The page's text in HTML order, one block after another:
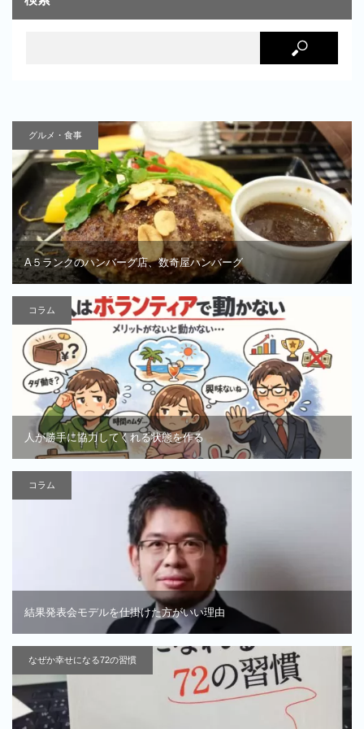
グルメ・食事
A５ランクのハンバーグ店、数奇屋ハンバーグ
コラム
人が勝手に協力してくれる状態を作る
コラム
結果発表会モデルを仕掛けた方がいい理由
なぜか幸せになる72の習慣